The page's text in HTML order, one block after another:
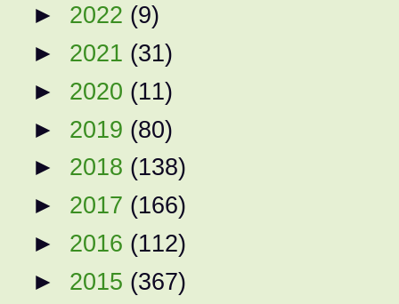
► 2022 (9)
► 2021 (31)
► 2020 (11)
► 2019 (80)
► 2018 (138)
► 2017 (166)
► 2016 (112)
► 2015 (367)